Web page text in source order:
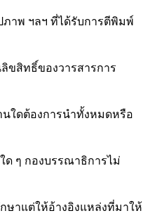
ฯลฯ ที่ได้รับการตีพิมพ์
ขสิทธิ์ของวารสารการ
ใดต้องการนำทั้งหมดหรือ
ด ๆ กองบรรณาธิการไม่
ษาแต่ให้อ้างอิงแหล่งที่มาให้